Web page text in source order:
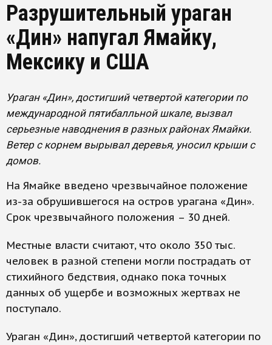
Разрушительный ураган
«Дин» напугал Ямайку,
Мексику и США
Ураган «Дин», достигший четвертой категории по
международной пятибалльной шкале, вызвал
серьезные наводнения в разных районах Ямайки.
Ветер с корнем вырывал деревья, уносил крыши с
домов.
На Ямайке введено чрезвычайное положение
из-за обрушившегося на остров урагана «Дин».
Срок чрезвычайного положения – 30 дней.
Местные власти считают, что около 350 тыс.
человек в разной степени могли пострадать от
стихийного бедствия, однако пока точных
данных об ущербе и возможных жертвах не
поступало.
Ураган «Дин», достигший четвертой категории по